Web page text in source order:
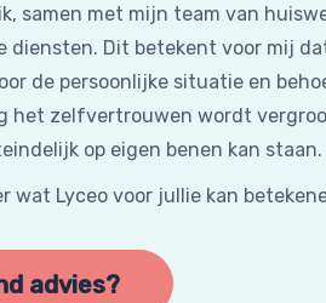
samen met mijn team van
diensten. Dit betekent voor mij
de persoonlijke situatie en
het zelfvertrouwen wordt
op eigen benen kan staan.
wat Lyceo voor jullie kan
advies?